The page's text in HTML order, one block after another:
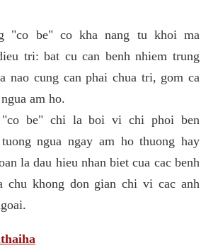
"co be" co kha nang tu khoi ma
tri: bat cu can benh nhiem trung
nao cung can phai chua tri, gom ca
am ho.
"co be" chi la boi vi chi phoi ben
ngua ngay am ho thuong hay
la dau hieu nhan biet cua cac benh
chu khong don gian chi vi cac anh